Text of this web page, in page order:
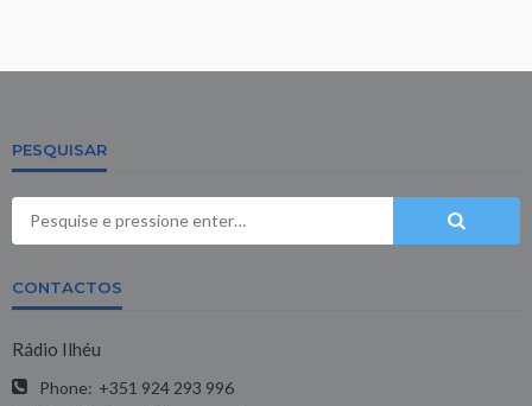
PESQUISAR
CONTACTOS
Rádio Ilhéu
Phone: +351 924 293 996